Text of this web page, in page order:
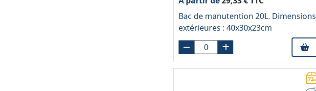
Bac de manutention 20L. Dimensions
extérieures : 40x30x23cm